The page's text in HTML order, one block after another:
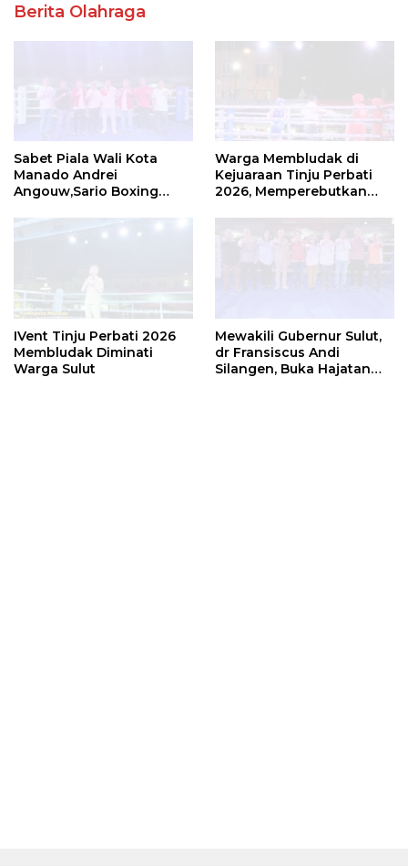
Berita Olahraga
Sabet Piala Wali Kota
Manado Andrei
Angouw,Sario Boxing
Warga Membludak di
Kejuaraan Tinju Perbati
2026, Memperebutkan
IVent Tinju Perbati 2026
Membludak Diminati
Warga Sulut
Mewakili Gubernur Sulut,
dr Fransiscus Andi
Silangen, Buka Hajatan